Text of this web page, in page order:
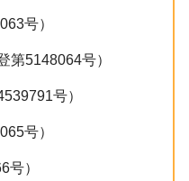
号）
第5148064号）
号）
号）
号）